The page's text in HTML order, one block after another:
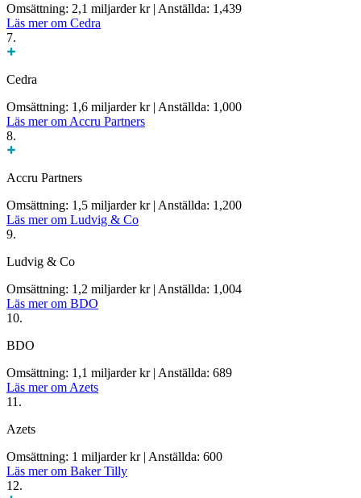
Omsättning: 2,1 miljarder kr | Anställda: 1,439
Läs mer om Cedra
7.
Cedra
Omsättning: 1,6 miljarder kr | Anställda: 1,000
Läs mer om Accru Partners
8.
Accru Partners
Omsättning: 1,5 miljarder kr | Anställda: 1,200
Läs mer om Ludvig & Co
9.
Ludvig & Co
Omsättning: 1,2 miljarder kr | Anställda: 1,004
Läs mer om BDO
10.
BDO
Omsättning: 1,1 miljarder kr | Anställda: 689
Läs mer om Azets
11.
Azets
Omsättning: 1 miljarder kr | Anställda: 600
Läs mer om Baker Tilly
12.